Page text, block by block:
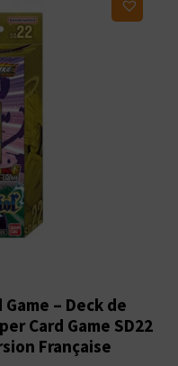
– Deck de
Card Game SD22
Française